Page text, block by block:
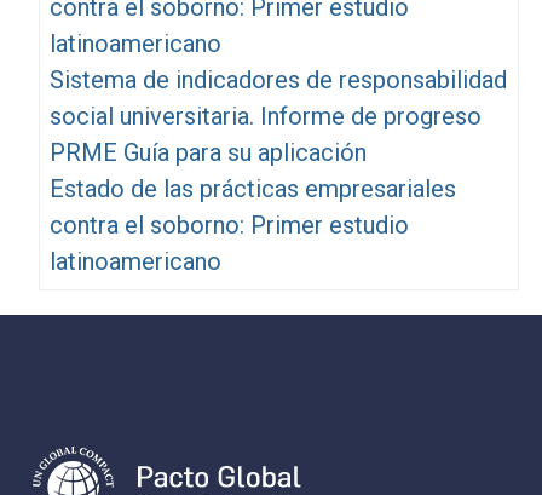
contra el soborno: Primer estudio
latinoamericano
Sistema de indicadores de responsabilidad
social universitaria. Informe de progreso
PRME Guía para su aplicación
Estado de las prácticas empresariales
contra el soborno: Primer estudio
latinoamericano